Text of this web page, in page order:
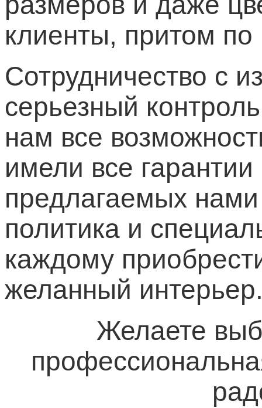
клиенты, притом
Сотрудничество с
серьезный
нам все
имели все
предлагаемых
политика и
каждому
желанный
Желаете